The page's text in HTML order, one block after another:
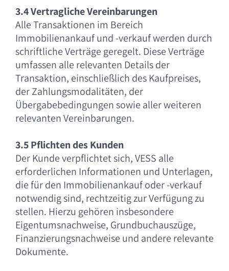
3.4 Vertragliche Vereinbarungen
Alle Transaktionen im Bereich
Immobilienankauf und -verkauf werden durch
schriftliche Verträge geregelt. Diese Verträge
umfassen alle relevanten Details der
Transaktion, einschließlich des Kaufpreises,
der Zahlungsmodalitäten, der
Übergabebedingungen sowie aller weiteren
relevanten Vereinbarungen.
3.5 Pflichten des Kunden
Der Kunde verpflichtet sich, VESS alle
erforderlichen Informationen und Unterlagen,
die für den Immobilienankauf oder -verkauf
notwendig sind, rechtzeitig zur Verfügung zu
stellen. Hierzu gehören insbesondere
Eigentumsnachweise, Grundbuchauszüge,
Finanzierungsnachweise und andere relevante
Dokumente.